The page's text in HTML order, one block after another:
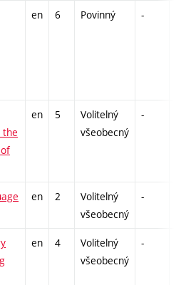
en 6 Povinný -
the
en 5
Volitelný
všeobecný
-
en 2
Volitelný
všeobecný
-
en 4
Volitelný
všeobecný
-